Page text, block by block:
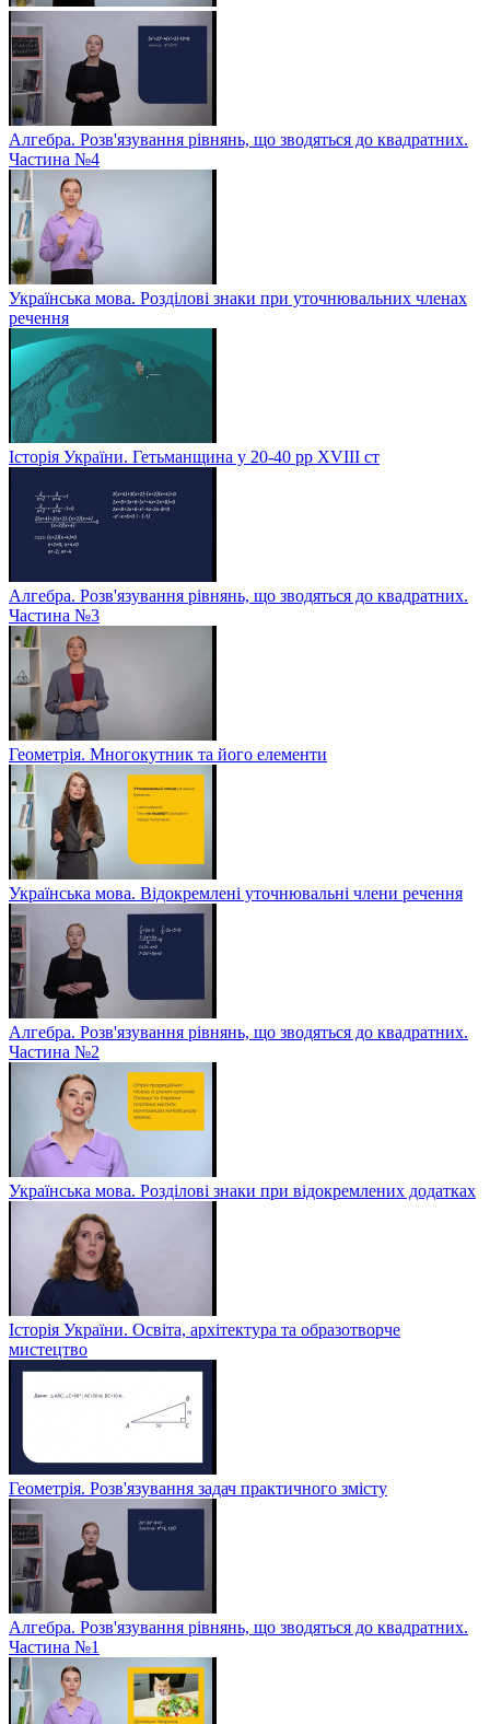
Алгебра. Розв'язування рівнянь, що зводяться до квадратних.
Частина №4
Українська мова. Розділові знаки при уточнювальних членах
речення
Історія України. Гетьманщина у 20-40 рр ХVIIІ ст
Алгебра. Розв'язування рівнянь, що зводяться до квадратних.
Частина №3
Геометрія. Многокутник та його елементи
Українська мова. Відокремлені уточнювальні члени речення
Алгебра. Розв'язування рівнянь, що зводяться до квадратних.
Частина №2
Українська мова. Розділові знаки при відокремлених додатках
Історія України. Освіта, архітектура та образотворче
мистецтво
Геометрія. Розв'язування задач практичного змісту
Алгебра. Розв'язування рівнянь, що зводяться до квадратних.
Частина №1